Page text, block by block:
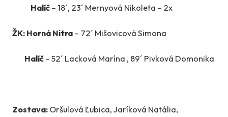
Halíč – 18´, 23´ Mernyová Nikoleta – 2x
ŽK: Horná Nitra – 72´ Mišovicová Simona
Halíč – 52´ Lacková Marína , 89´ Pivková Domonika
Zostava: Oršulová Ľubica, Jaríková Natália,